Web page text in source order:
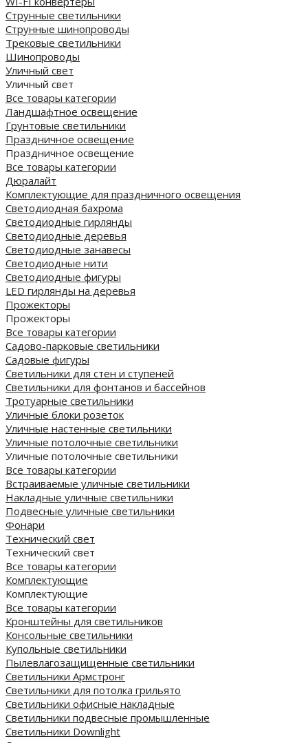
Струнные светильники
Струнные шинопроводы
Трековые светильники
Шинопроводы
Уличный свет
Уличный свет
Все товары категории
Ландшафтное освещение
Грунтовые светильники
Праздничное освещение
Праздничное освещение
Все товары категории
Дюралайт
Комплектующие для праздничного освещения
Светодиодная бахрома
Светодиодные гирлянды
Светодиодные деревья
Светодиодные занавесы
Светодиодные нити
Светодиодные фигуры
LED гирлянды на деревья
Прожекторы
Прожекторы
Все товары категории
Садово-парковые светильники
Садовые фигуры
Светильники для стен и ступеней
Светильники для фонтанов и бассейнов
Тротуарные светильники
Уличные блоки розеток
Уличные настенные светильники
Уличные потолочные светильники
Уличные потолочные светильники
Все товары категории
Встраиваемые уличные светильники
Накладные уличные светильники
Подвесные уличные светильники
Фонари
Технический свет
Технический свет
Все товары категории
Комплектующие
Комплектующие
Все товары категории
Кронштейны для светильников
Консольные светильники
Купольные светильники
Пылевлагозащищенные светильники
Светильники Армстронг
Светильники для потолка грильято
Светильники офисные накладные
Светильники подвесные промышленные
Светильники Downlight